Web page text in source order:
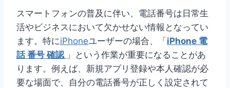
スマートフォンの普及に伴い、電話番号は日常生
活やビジネスにおいて欠かせない情報となってい
ます。特にiPhoneユーザーの場合、「iPhone 電
話 番号 確認 」という作業が重要になることがあ
ります。例えば、新規アプリ登録や本人確認が必
要な場面で、自分の電話番号が正しく設定されて